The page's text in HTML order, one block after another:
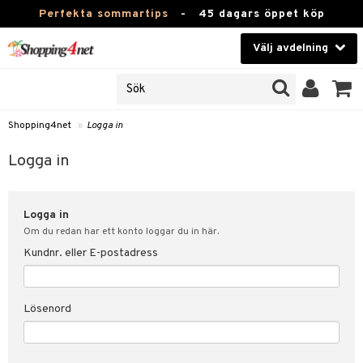
Perfekta sommartips - 45 dagars öppet köp
Välj avdelning
Kontaktlinser
Hälsokost
Fitness
Hem & Inredning
Leksaker, Barn & Baby
Varumärken
Shopping4net » Logga in
Logga in
Logga in
Om du redan har ett konto loggar du in här.
Kundnr. eller E-postadress
Lösenord
svar